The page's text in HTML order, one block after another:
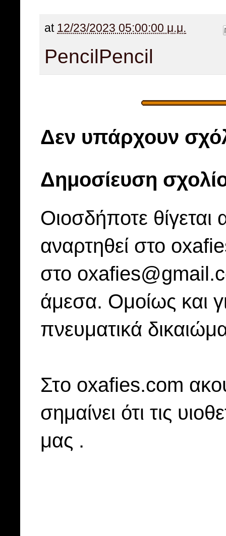
at 12/23/2023 05:00:00 μ.μ.
PencilPencil
Δεν υπάρχουν
Δημοσίευση
Οιοσδήποτε
αναρτηθεί στο
στο
άμεσα. Ομοίως και
πνευματικά
Στo oxafies.com
σημαίνει ότι τις
μας .